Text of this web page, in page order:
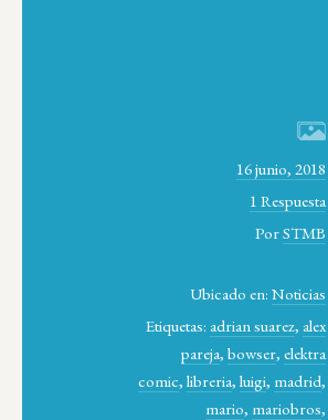
16 junio, 2018
1 Respuesta
PorSTMB
Ubicado en:Noticias
Etiquetas: adrian suarez, alex
pareja,bowser,elektra
comic,libreria,luigi, madrid,
mario, mariobros,